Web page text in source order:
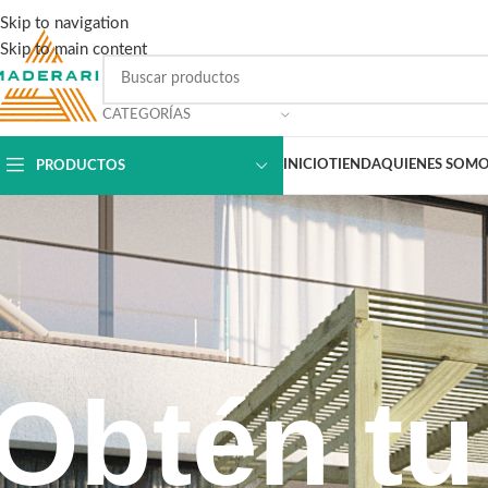
Skip to navigation
Skip to main content
CATEGORÍAS
PRODUCTOS INICIOTIENDAQUIENES